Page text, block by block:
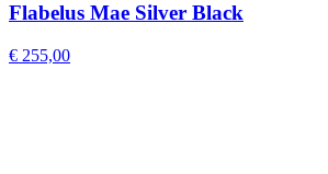
Flabelus Mae Silver Black
€ 255,00